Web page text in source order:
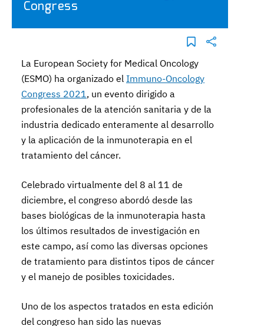
Congress
La European Society for Medical Oncology
(ESMO) ha organizado el Immuno-Oncology
Congress 2021, un evento dirigido a
profesionales de la atención sanitaria y de la
industria dedicado enteramente al desarrollo
y la aplicación de la inmunoterapia en el
tratamiento del cáncer.
Celebrado virtualmente del 8 al 11 de
diciembre, el congreso abordó desde las
bases biológicas de la inmunoterapia hasta
los últimos resultados de investigación en
este campo, así como las diversas opciones
de tratamiento para distintos tipos de cáncer
y el manejo de posibles toxicidades.
Uno de los aspectos tratados en esta edición
del congreso han sido las nuevas